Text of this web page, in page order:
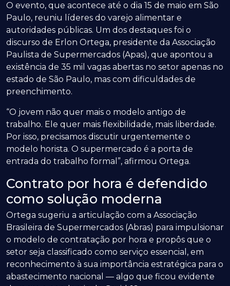
O evento, que acontece até o dia 15 de maio em São
Paulo, reuniu líderes do varejo alimentar e
autoridades públicas. Um dos destaques foi o
discurso de Erlon Ortega, presidente da Associação
Paulista de Supermercados (Apas), que apontou a
existência de 35 mil vagas abertas no setor apenas no
estado de São Paulo, mas com dificuldades de
preenchimento.
“O jovem não quer mais o modelo antigo de
trabalho. Ele quer mais flexibilidade, mais liberdade.
Por isso, precisamos discutir urgentemente o
modelo horista. O supermercado é a porta de
entrada do trabalho formal”, afirmou Ortega.
Contrato por hora é defendido
como solução moderna
Ortega sugeriu a articulação com a Associação
Brasileira de Supermercados (Abras) para impulsionar
o modelo de contratação por hora e propôs que o
setor seja classificado como serviço essencial, em
reconhecimento à sua importância estratégica para o
abastecimento nacional — algo que ficou evidente